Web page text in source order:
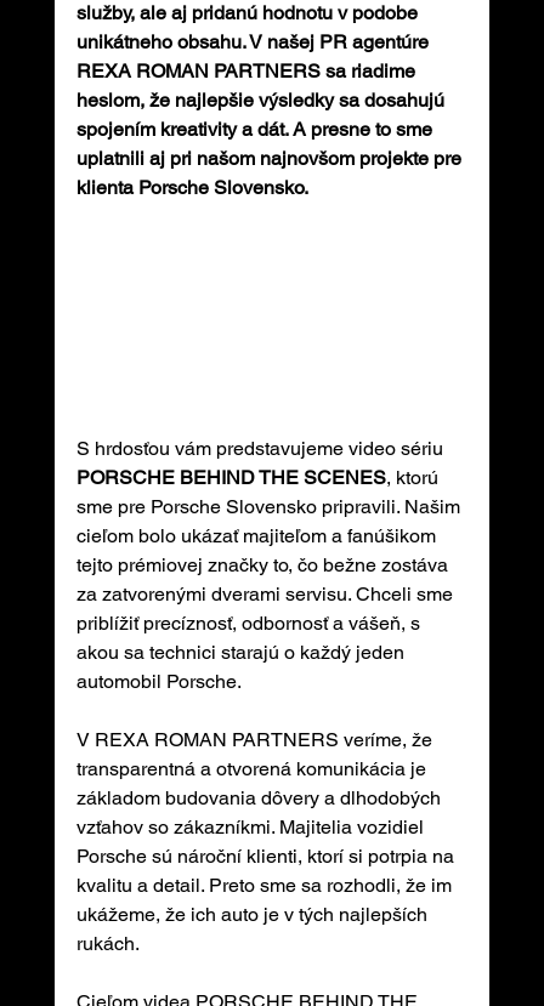
služby, ale aj pridanú hodnotu v podobe
unikátneho obsahu. V našej PR agentúre
REXA ROMAN PARTNERS sa riadime
heslom, že najlepšie výsledky sa dosahujú
spojením kreativity a dát. A presne to sme
uplatnili aj pri našom najnovšom projekte pre
klienta Porsche Slovensko.
S hrdosťou vám predstavujeme video sériu
PORSCHE BEHIND THE SCENES, ktorú
sme pre Porsche Slovensko pripravili. Našim
cieľom bolo ukázať majiteľom a fanúšikom
tejto prémiovej značky to, čo bežne zostáva
za zatvorenými dverami servisu. Chceli sme
priblížiť precíznosť, odbornosť a vášeň, s
akou sa technici starajú o každý jeden
automobil Porsche.
V REXA ROMAN PARTNERS veríme, že
transparentná a otvorená komunikácia je
základom budovania dôvery a dlhodobých
vzťahov so zákazníkmi. Majitelia vozidiel
Porsche sú nároční klienti, ktorí si potrpia na
kvalitu a detail. Preto sme sa rozhodli, že im
ukážeme, že ich auto je v tých najlepších
rukách.